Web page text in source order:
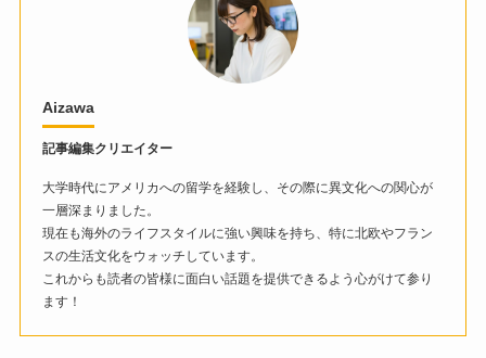
Aizawa
記事編集クリエイター
大学時代にアメリカへの留学を経験し、その際に異文化への関心が
一層深まりました。
現在も海外のライフスタイルに強い興味を持ち、特に北欧やフラン
スの生活文化をウォッチしています。
これからも読者の皆様に面白い話題を提供できるよう心がけて参り
ます！